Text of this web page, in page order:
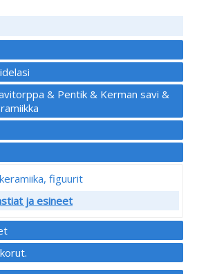
& Pentik & Kerman savi &
figuurit
ja esineet